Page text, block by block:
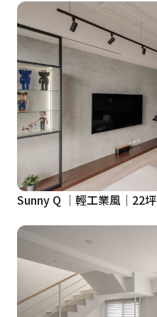
Sunny Q │輕工業風│22坪